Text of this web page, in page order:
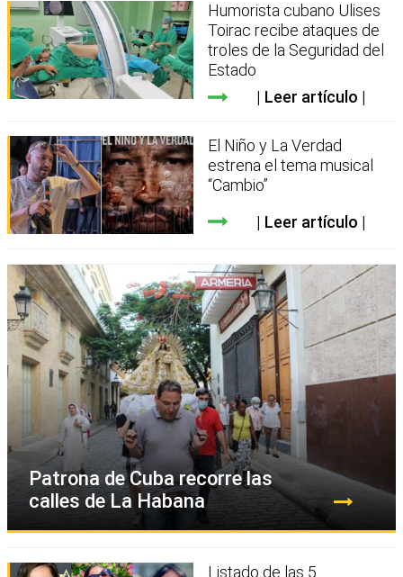
Humorista cubano Ulises
Toirac recibe ataques de
troles de la Seguridad del
Estado
Leer artículo
El Niño y La Verdad
estrena el tema musical
“Cambio”
Leer artículo
Patrona de Cuba recorre las
calles de La Habana
Listado de las 5